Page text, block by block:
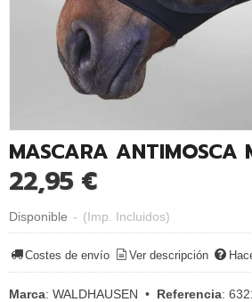
MASCARA ANTIMOSCA
22,95 €
Disponible - (Imp. Incluidos)
Costes de envío Ver descripción
Marca: WALDHAUSEN • Referencia: